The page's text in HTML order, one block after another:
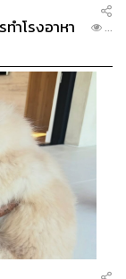
มือนกัน และ
ทำหน้าที่แทน
น แพทริก ชาว
นสัปดาห์นี้!
ดาห์นี้ เพื่อให้
ได้หา
กไปบ้าง แต่ผม
เวลาที่ดี มี
ำโรงอาหา
...